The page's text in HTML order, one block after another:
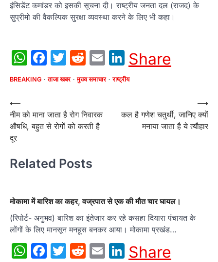
इंसिडेंट कमांडर को इसकी सूचना दी। राष्ट्रीय जनता दल (राजद) के
सुप्रीमो की वैकल्पिक सुरक्षा व्यवस्था करने के लिए भी कहा।
WhatsApp
Facebook
Twitter
Reddit
EmailLinkedIn
Share
BREAKING ताजा खबर मुख्य समाचार राष्ट्रीय
Post
navigation
⟵
नीम को माना जाता है रोग निवारक
औषधि, बहुत से रोगों को करती है
दूर
कल है गणेश चतुर्थी, जानिए क्यों
मनाया जाता है ये त्यौहार
⟶
Related Posts
मोकामा में बारिश का कहर, वज्रपात से एक की मौत चार घायल।
(रिपोर्ट- अनुभव) बारिश का इंतेजार कर रहे कसहा दियारा पंचायत के
लोंगों के लिए मानसून मनहूस बनकर आया। मोकामा प्रखंड…
WhatsApp
Facebook
Twitter
Reddit
EmailLinkedIn
Share